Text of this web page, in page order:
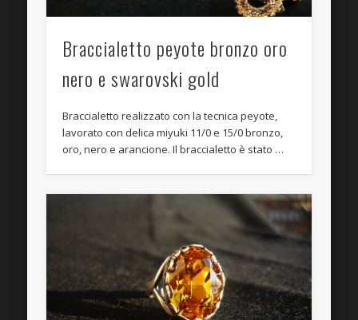
Braccialetto peyote bronzo oro
nero e swarovski gold
Braccialetto realizzato con la tecnica peyote,
lavorato con delica miyuki 11/0 e 15/0 bronzo,
oro, nero e arancione. Il braccialetto è stato …